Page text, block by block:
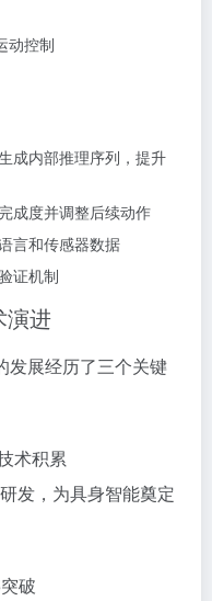
动控制
成内部推理序列，提升
成度并调整后续动作
言和传感器数据
证机制
演进
发展经历了三个关键
术积累
发，为具身智能奠定
破